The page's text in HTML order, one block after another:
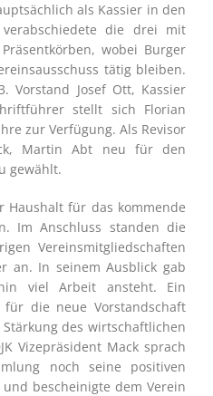
als Kassier in den
die drei mit
wobei Burger
tätig bleiben.
Vorstand Josef Ott, Kassier
stellt sich Florian
zur Verfügung. Als Revisor
Martin Abt neu für den
gewählt.
Haushalt für das kommende
Im Anschluss standen die
Vereinsmitgliedschaften
an. In seinem Ausblick gab
viel Arbeit ansteht. Ein
die neue Vorstandschaft
des wirtschaftlichen
Vizepräsident Mack sprach
noch seine positiven
bescheinigte dem Verein